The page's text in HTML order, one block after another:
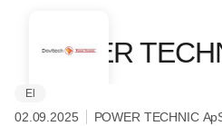
POWER
El
02.09.2025 POWER TECHNIC